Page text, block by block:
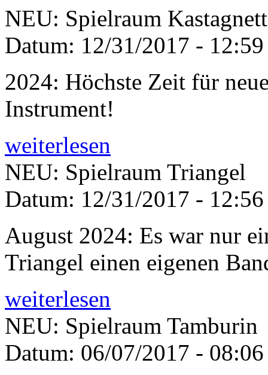
NEU: Spielraum
Datum: 12/31/2017 - 12:59
2024: Höchste Zeit für
Instrument!
weiterlesen
NEU: Spielraum Triangel
Datum: 12/31/2017 - 12:56
August 2024: Es war nur
Triangel einen eigenen
weiterlesen
NEU: Spielraum Tamburin
Datum: 06/07/2017 - 08:06